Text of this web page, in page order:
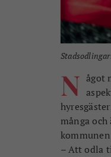
N ågot
många
– Att odla